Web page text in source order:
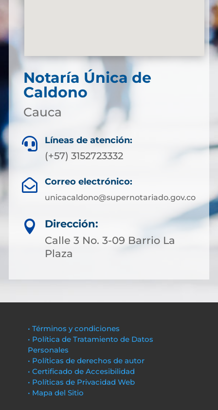
Notaría Única de
Caldono
Cauca
 Líneas de atención:
(+57) 3152723332
 Correo electrónico:
unicacaldono@supernotariado.gov.co

Dirección:
Calle 3 No. 3-09 Barrio La
Plaza
• Términos y condiciones
• Política de Tratamiento de Datos
Personales
• Políticas de derechos de autor
• Certificado de Accesibilidad
• Políticas de Privacidad Web
• Mapa del Sitio